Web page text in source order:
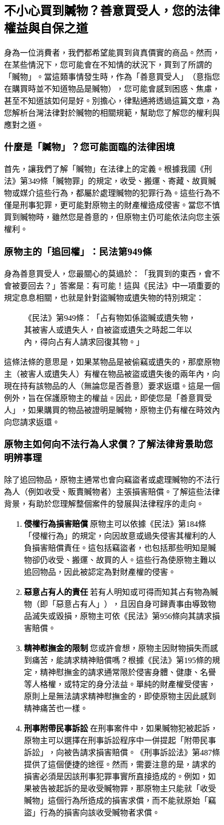
不小心買到贓物？善意買受人，您的法律
權益與自保之道
身為一位消費者，我們都希望能買到貨真價實的商品。然而，
在某些情況下，您可能會在不知情的狀況下，買到了所謂的
「贓物」。當這類事情發生時，作為「善意買受人」（意指您
在購買時並不知道物品是贓物），您可能會感到困惑、焦慮，
甚至不知道該如何是好。別擔心，律點通將透過這篇文章，為
您解析台灣法律對於贓物的相關規範，幫助您了解您的權利與
應對之道。
什麼是「贓物」？您可能面臨的法律困境
首先，讓我們了解「贓物」在法律上的定義。根據我國《刑
法》第349條「贓物罪」的規定，收受、搬運、寄藏、故買贓
物或媒介這些行為，都屬於處理贓物的犯罪行為。這些行為不
僅是刑事犯罪，更可能對原物主的財產權造成侵害。當您不慎
買到贓物時，雖然您是善意的，但原物主仍可能依法向您主張
權利。
原物主的「追回權」：民法第949條
身為善意買受人，您最關心的莫過於：「我買到的東西，會不
會被要回去？」答案是：有可能！這與《民法》中一項重要的
規定息息相關，也就是針對盜贓物或遺失物的特別規定：
《民法》第949條：「占有物如係盜贓或遺失物，
其被害人或遺失人，自被盜或遺失之時起二年以
內，得向占有人請求回復其物。」
這條法條的意思是，如果某物品是被偷竊或遺失的，那麼原物
主（被害人或遺失人）有權在物品被盜或遺失後的兩年內，向
現在持有該物品的人（無論您是否善意）要求返還。這是一個
例外，旨在保護原物主的權益。因此，即使您是「善意買受
人」，如果購買的物品被證明是贓物，原物主仍有權在時效內
向您請求返還。
原物主如何向不法行為人求償？了解法律背景助您
明辨事理
除了追回物品，原物主通常也會向竊盜者或處理贓物的不法行
為人（例如收受、販賣贓物者）主張損害賠償。了解這些法律
背景，有助於您理解整個案件的發展與法律程序的走向。
侵權行為損害賠償 原物主可以依據《民法》第184條
「侵權行為」的規定，向因故意或過失侵害其權利的人
負損害賠償責任。這包括竊盜者，也包括那些明知是贓
物卻仍收受、搬運、故買的人。這些行為使原物主難以
追回物品，因此被認定為對財產權的侵害。
惡意占有人的責任 若有人明知或可得而知其占有物為贓
物（即「惡意占有人」），且因自身可歸責事由導致物
品滅失或毀損，原物主可依《民法》第956條向其請求損
害賠償。
精神慰撫金的限制 您或許會想，原物主因財物損失而感
到痛苦，能請求精神賠償嗎？根據《民法》第195條的規
定，精神慰撫金的請求通常限於侵害身體、健康、名譽
等人格權，或特定的身分法益。單純的財產權受侵害，
原則上是無法請求精神慰撫金的，即使原物主因此感到
精神痛苦也一樣。
刑事附帶民事訴訟在刑事案件中，如果贓物犯被起訴，
原物主可以選擇在刑事訴訟程序中一併提起「附帶民事
訴訟」，向被告請求損害賠償。《刑事訴訟法》第487條
提供了這個便捷的途徑。然而，需要注意的是，請求的
損害必須是因該刑事犯罪事實所直接造成的。例如，如
果被告被起訴的是收受贓物罪，那原物主只能就「收受
贓物」這個行為所造成的損害求償，而不能就原始「竊
盜」行為的損害向該收受贓物者求償。